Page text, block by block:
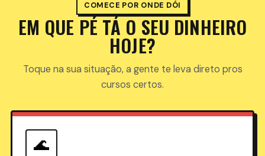
COMECE POR ONDE DÓI
EM QUE PÉ TÁ O SEU DINHEIRO
HOJE?
Toque na sua situação, a gente te leva direto pros
cursos certos.
🌊